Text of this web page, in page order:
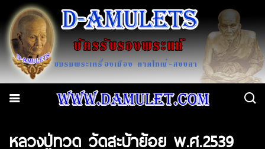
หลวงปู่ทวด วัดสะบ้าย้อย พ.ศ.2539